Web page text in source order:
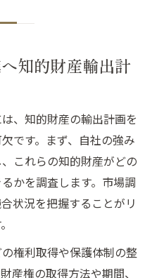
知的財産輸出計
、知的財産の輸出計画を
です。まず、自社の強み
これらの知的財産がどの
かを調査します。市場調
状況を把握することがリ
権利取得や保護体制の整
産権の取得方法や期間、